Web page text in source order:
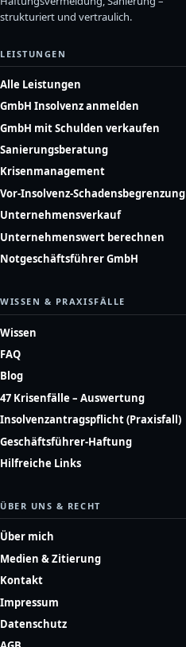
strukturiert und vertraulich.
LEISTUNGEN
Alle Leistungen
GmbH Insolvenz anmelden
GmbH mit Schulden verkaufen
Sanierungsberatung
Krisenmanagement
Vor-Insolvenz-Schadensbegrenzung
Unternehmensverkauf
Unternehmenswert berechnen
Notgeschäftsführer GmbH
WISSEN & PRAXISFÄLLE
Wissen
FAQ
Blog
47 Krisenfälle – Auswertung
Insolvenzantragspflicht (Praxisfall)
Geschäftsführer-Haftung
Hilfreiche Links
ÜBER UNS & RECHT
Über mich
Medien & Zitierung
Kontakt
Impressum
Datenschutz